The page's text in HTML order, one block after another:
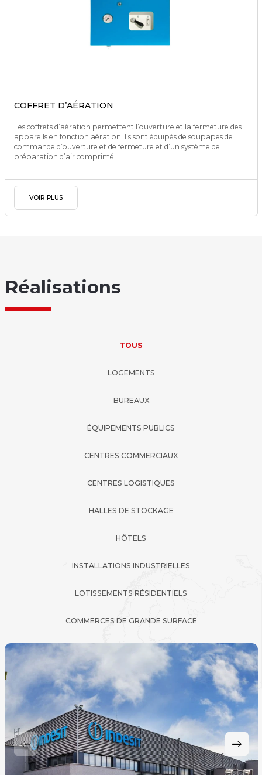
COFFRET D’AÉRATION
Les coffrets d’aération permettent l’ouverture et la fermeture des
appareils en fonction aération. Ils sont équipés de soupapes de
commande d’ouverture et de fermeture et d’un système de
préparation d’air comprimé.
VOIR PLUS
Réalisations
TOUS
LOGEMENTS
BUREAUX
ÉQUIPEMENTS PUBLICS
CENTRES COMMERCIAUX
CENTRES LOGISTIQUES
HALLES DE STOCKAGE
HÔTELS
INSTALLATIONS INDUSTRIELLES
LOTISSEMENTS RÉSIDENTIELS
COMMERCES DE GRANDE SURFACE